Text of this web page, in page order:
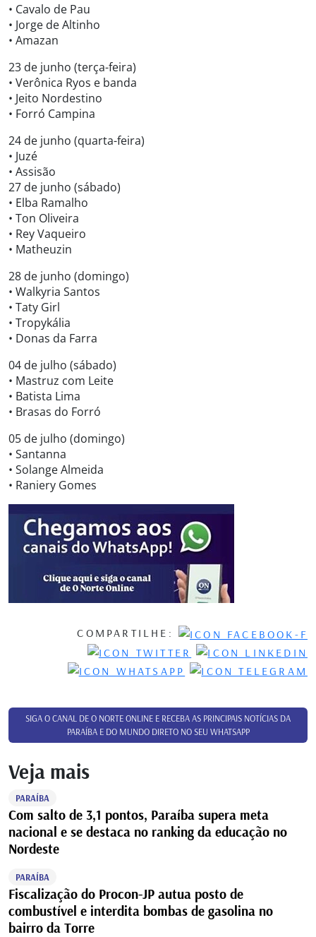
• Cavalo de Pau
• Jorge de Altinho
• Amazan
23 de junho (terça-feira)
• Verônica Ryos e banda
• Jeito Nordestino
• Forró Campina
24 de junho (quarta-feira)
• Juzé
• Assisão
27 de junho (sábado)
• Elba Ramalho
• Ton Oliveira
• Rey Vaqueiro
• Matheuzin
28 de junho (domingo)
• Walkyria Santos
• Taty Girl
• Tropykália
• Donas da Farra
04 de julho (sábado)
• Mastruz com Leite
• Batista Lima
• Brasas do Forró
05 de julho (domingo)
• Santanna
• Solange Almeida
• Raniery Gomes
COMPARTILHE:
SIGA O CANAL DE O NORTE ONLINE E RECEBA AS PRINCIPAIS NOTÍCIAS DA
PARAÍBA E DO MUNDO DIRETO NO SEU WHATSAPP
Veja mais
PARAÍBA
Com salto de 3,1 pontos, Paraíba supera meta
nacional e se destaca no ranking da educação no
Nordeste
PARAÍBA
Fiscalização do Procon-JP autua posto de
combustível e interdita bombas de gasolina no
bairro da Torre